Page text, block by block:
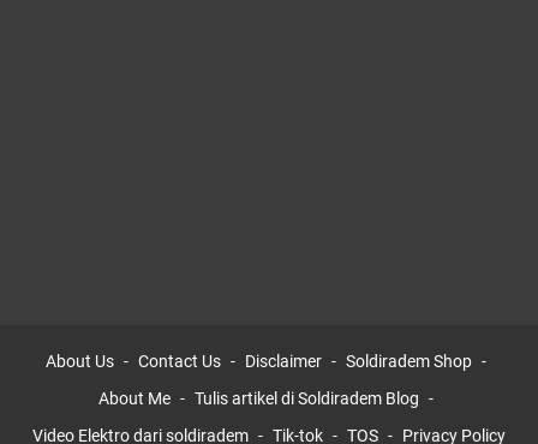
About Us Contact Us Disclaimer
Soldiradem Shop
About Me
Tulis artikel di Soldiradem Blog
Video Elektro dari soldiradem
Tik-tok TOS Privacy Policy